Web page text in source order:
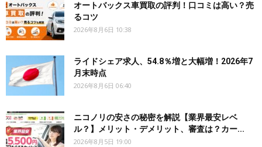
オートバックス車買取の評判！口コミは高い？売
るコツ
2026年8月6日 10:38
ライドシェア求人、54.8％増と大幅増！2026年7
月末時点
2026年8月6日 06:40
ニコノリの安さの秘密を解説【業界最安レベ
ル？】メリット・デメリット、審査は？カー...
2026年8月5日 19:00